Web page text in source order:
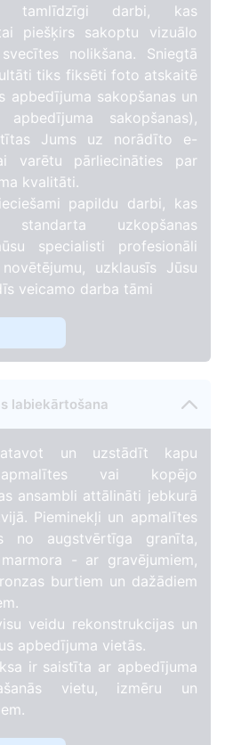
tamlīdzīgi darbi, kas
piešķirs sakoptu vizuālo
nolikšana. Sniegtā
tiks fiksēti foto atskaitē
apbedījuma sakopšanas un
sakopšanas),
Jums uz norādīto e-
varētu pārliecināties par
kvalitāti.
papildu darbi, kas
uzkopšanas
specialisti profesionāli
uzklausīs Jūsu
veicamo darba tāmi
labiekārtošana
un uzstādīt kapu
apmalītes vai kopējo
ansambli attālināti jebkurā
Pieminekļi un apmalītes
no augstvērtīga granīta,
- ar gravējumiem,
burtiem un dažādiem
veidu rekonstrukcijas un
apbedījuma vietās.
ir saistīta ar apbedījuma
vietu, izmēru un